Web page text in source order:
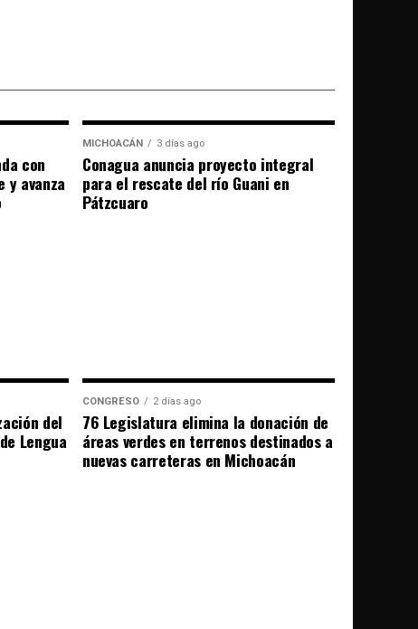
con
y avanza
MICHOACÁN 3 días ago
Conagua anuncia proyecto integral
para el rescate del río Guani en
Pátzcuaro
del
Lengua
CONGRESO 2 días ago
76 Legislatura elimina la donación de
áreas verdes en terrenos destinados a
nuevas carreteras en Michoacán